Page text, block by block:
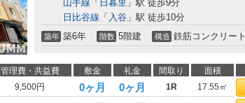
山手線 「 日暮里 」駅 徒歩9分
日比谷線 「 入谷 」駅 徒歩10分
築年 築6年 階数 5階建 構造 鉄筋コンクリート
管理費・共益費 敷金 礼金 間取り 面積
9,500円 0ヶ月 0ヶ月 1R 17.55㎡